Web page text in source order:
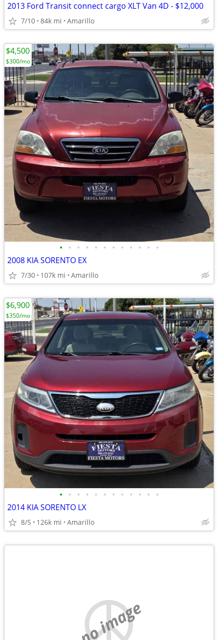
2013 Ford Transit connect cargo XLT Van 4D - $12,000
7/10 84k mi Amarillo
• • • • • • • • • • • •
2008 KIA SORENTO EX
7/30 107k mi Amarillo
$4,500
$300/mo
• • • • • • • • • • • •
2014 KIA SORENTO LX
8/5 126k mi Amarillo
$6,900
$350/mo
no image